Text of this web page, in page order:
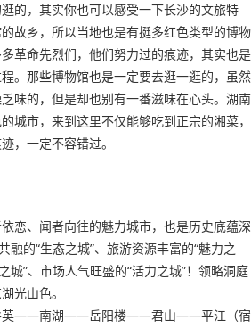
的，其实你也可以感受一下长沙的文旅特
故乡，所以当地也是有挺多红色类型的博物
革命先烈们，他们努力过的痕迹，其实也是
。那些博物馆也是一定要去逛一逛的，虽然
味的，但是却也别有一番滋味在心头。湖南
城市，来到这里不仅能够吃到正宗的湘菜，
，一定不容错过。
恋、闻者向往的魅力城市，也是历史底蕴深
融的“生态之城”、旅游资源丰富的“魅力之
城”、市场人气旺盛的“活力之城”！领略洞庭
光山色。
英——南湖——岳阳楼——君山——平江（宿